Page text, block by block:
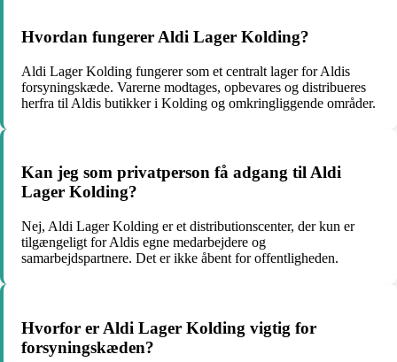
Hvordan fungerer Aldi Lager Kolding?
Aldi Lager Kolding fungerer som et centralt lager for Aldis
forsyningskæde. Varerne modtages, opbevares og distribueres
herfra til Aldis butikker i Kolding og omkringliggende områder.
Kan jeg som privatperson få adgang til Aldi
Lager Kolding?
Nej, Aldi Lager Kolding er et distributionscenter, der kun er
tilgængeligt for Aldis egne medarbejdere og
samarbejdspartnere. Det er ikke åbent for offentligheden.
Hvorfor er Aldi Lager Kolding vigtig for
forsyningskæden?